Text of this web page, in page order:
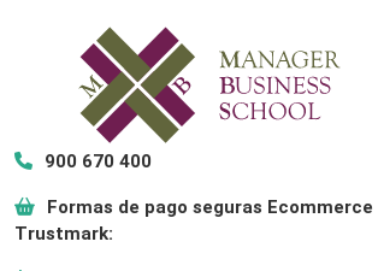
900 670 400
Formas de pago seguras Ecommerce
Trustmark: